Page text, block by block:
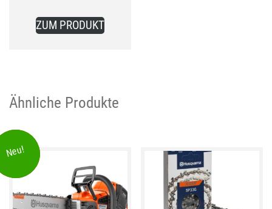
ZUM PRODUKT
Ähnliche Produkte
Sale!
Neu!